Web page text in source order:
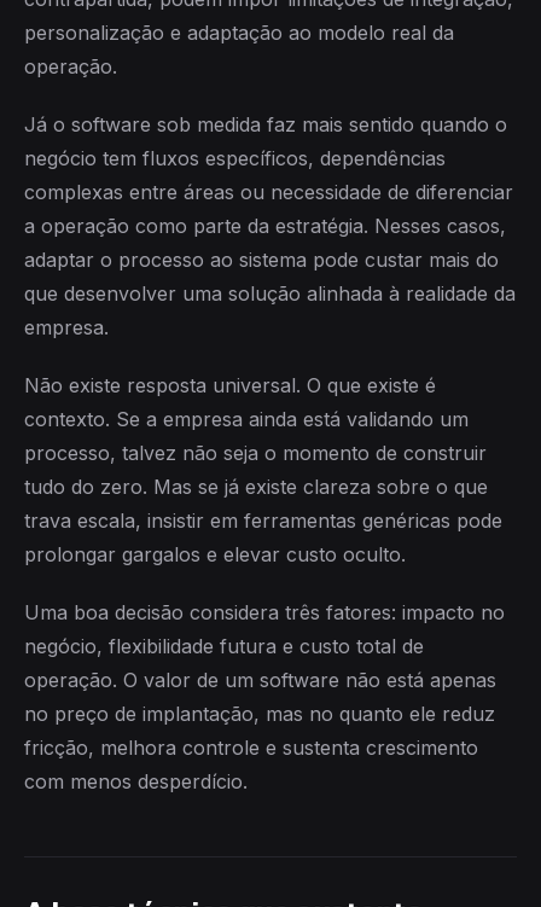
personalização e adaptação ao modelo real da
operação.
Já o software sob medida faz mais sentido quando o
negócio tem fluxos específicos, dependências
complexas entre áreas ou necessidade de diferenciar
a operação como parte da estratégia. Nesses casos,
adaptar o processo ao sistema pode custar mais do
que desenvolver uma solução alinhada à realidade da
empresa.
Não existe resposta universal. O que existe é
contexto. Se a empresa ainda está validando um
processo, talvez não seja o momento de construir
tudo do zero. Mas se já existe clareza sobre o que
trava escala, insistir em ferramentas genéricas pode
prolongar gargalos e elevar custo oculto.
Uma boa decisão considera três fatores: impacto no
negócio, flexibilidade futura e custo total de
operação. O valor de um software não está apenas
no preço de implantação, mas no quanto ele reduz
fricção, melhora controle e sustenta crescimento
com menos desperdício.